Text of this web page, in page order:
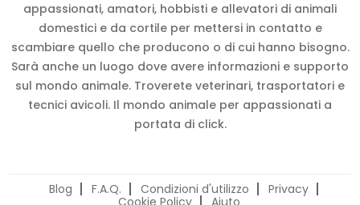
appassionati, amatori, hobbisti e allevatori di animali
domestici e da cortile per mettersi in contatto e
scambiare quello che producono o di cui hanno bisogno.
Sarà anche un luogo dove avere informazioni e supporto
sul mondo animale. Troverete veterinari, trasportatori e
tecnici avicoli. Il mondo animale per appassionati a
portata di click.
Blog F.A.Q. Condizioni d'utilizzo
Privacy
Cookie Policy
Aiuto